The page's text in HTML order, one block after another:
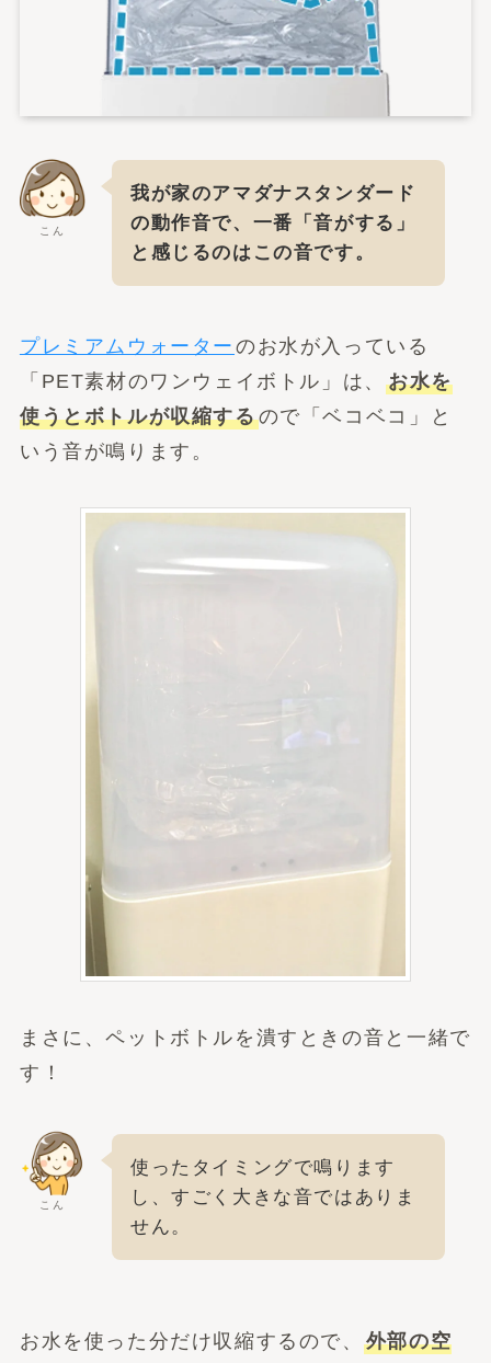
こん
我が家のアマダナスタンダード
の動作音で、一番「音がする」
と感じるのはこの音です。
プレミアムウォーター のお水が入っている
「PET素材のワンウェイボトル」は、 お水を
使うとボトルが収縮するので「ベコベコ」と
いう音が鳴ります。
まさに、ペットボトルを潰すときの音と一緒で
す！
こん
使ったタイミングで鳴ります
し、すごく大きな音ではありま
せん。
お水を使った分だけ収縮するので、 外部の空